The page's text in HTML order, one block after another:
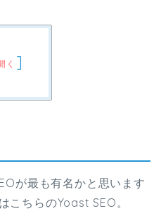
く ]
が最も有名かと思います
こちらのYoast SEO。